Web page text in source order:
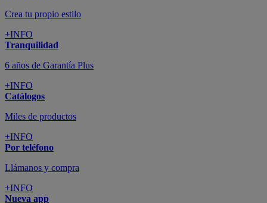
Crea tu propio estilo
+INFO
Tranquilidad
6 años de Garantía Plus
+INFO
Catálogos
Miles de productos
+INFO
Por teléfono
Llámanos y compra
+INFO
Nueva app